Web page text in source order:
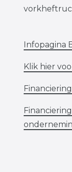
Infopagina
Klik hier